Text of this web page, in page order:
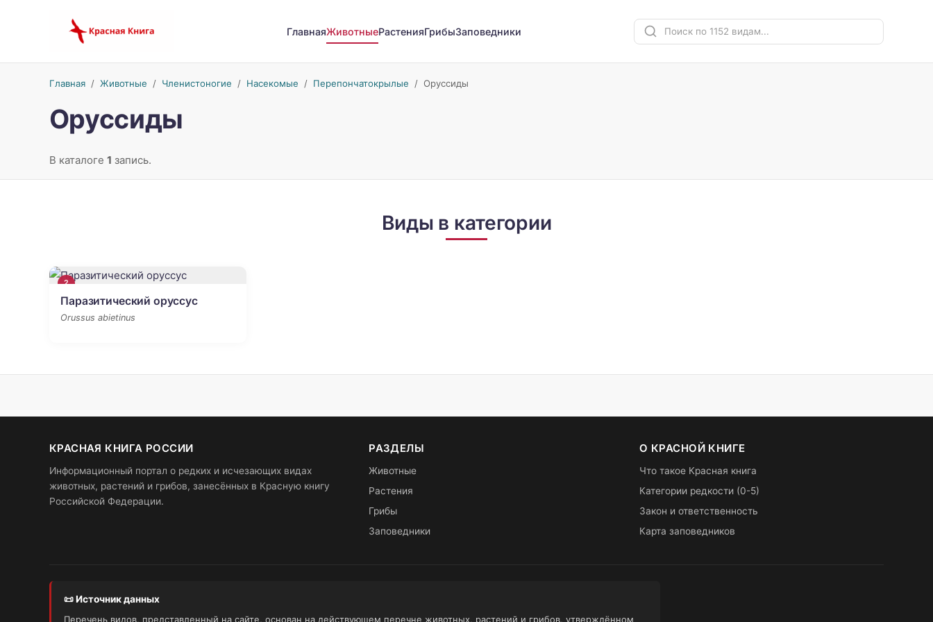
ГлавнаяЖивотныеРастенияГрибыЗаповедники
Главная/ Животные / Членистоногие / Насекомые / Перепончатокрылые / Оруссиды
Оруссиды
В каталоге 1 запись.
Виды в категории
2
Паразитический оруссус
Orussus abietinus
КРАСНАЯ КНИГА РОССИИ
Информационный портал о редких и исчезающих видах
животных, растений и грибов, занесённых в Красную книгу
Российской Федерации.
РАЗДЕЛЫ
Животные
Растения
Грибы
Заповедники
О КРАСНОЙ КНИГЕ
Что такое Красная книга
Категории редкости (0-5)
Закон и ответственность
Карта заповедников
📜 Источник данных
Перечень видов, представленный на сайте, основан на действующем перечне животных, растений и грибов, утверждённом